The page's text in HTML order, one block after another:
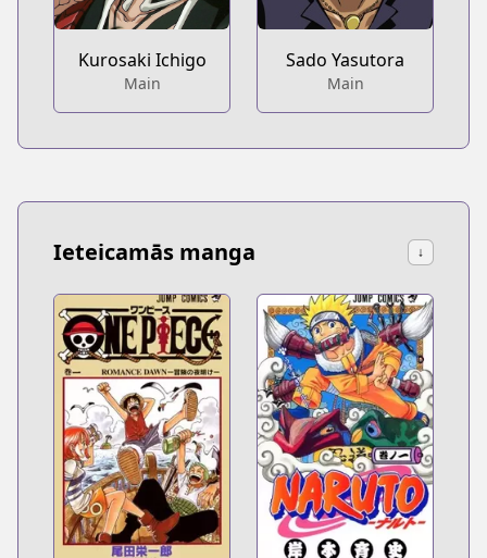
Kurosaki Ichigo
Main
Sado Yasutora
Main
Ieteicamās manga ↓